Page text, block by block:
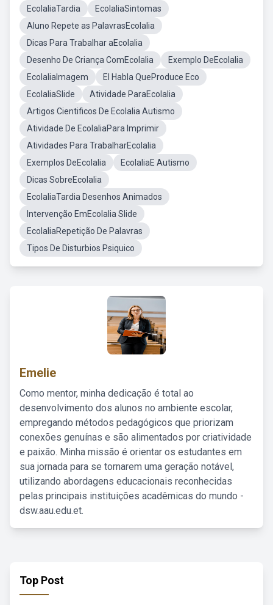
EcolaliaTardia
EcolaliaSintomas
Aluno Repete as PalavrasEcolalia
Dicas Para Trabalhar aEcolalia
Desenho De Criança ComEcolalia
Exemplo DeEcolalia
EcolaliaImagem
El Habla QueProduce Eco
EcolaliaSlide
Atividade ParaEcolalia
Artigos Cientificos De Ecolalia Autismo
Atividade De EcolaliaPara Imprimir
Atividades Para TrabalharEcolalia
Exemplos DeEcolalia
EcolaliaE Autismo
Dicas SobreEcolalia
EcolaliaTardia Desenhos Animados
Intervenção EmEcolalia Slide
EcolaliaRepetição De Palavras
Tipos De Disturbios Psiquico
Emelie
Como mentor, minha dedicação é total ao
desenvolvimento dos alunos no ambiente escolar,
empregando métodos pedagógicos que priorizam
conexões genuínas e são alimentados por criatividade
e paixão. Minha missão é orientar os estudantes em
sua jornada para se tornarem uma geração notável,
utilizando abordagens educacionais reconhecidas
pelas principais instituições acadêmicas do mundo -
dsw.aau.edu.et.
Top Post